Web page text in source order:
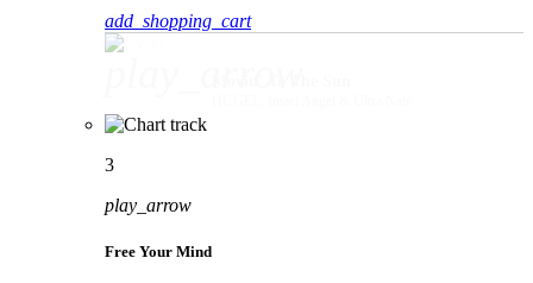
add_shopping_cart
3
play_arrow
Free Your Mind